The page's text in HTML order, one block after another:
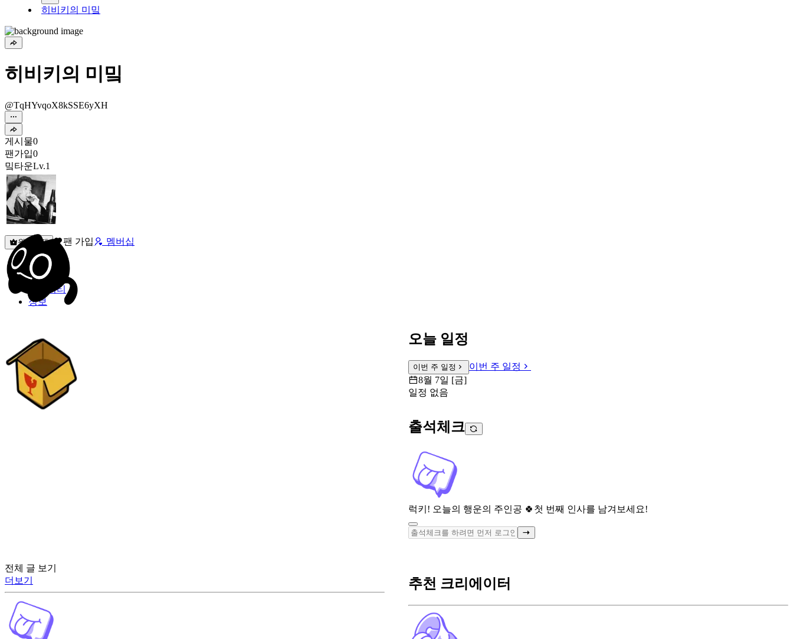
히비키의 미밐
히비키의 미밐
@TqHYvqoX8kSSE6yXH
게시물0
팬가입0
밐타운Lv.1
원픽선택 팬 가입 멤버십
밐타운
피드
커뮤니티
정보
오늘 일정
이번 주 일정
이번 주 일정
8월 7일 [금]
일정 없음
출석체크
럭키! 오늘의 행운의 주인공 🍀 첫 번째 인사를 남겨보세요!
전체 글 보기
더보기
추천 크리에이터